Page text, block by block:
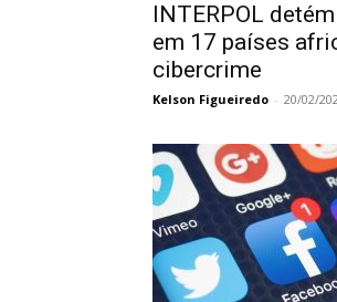
INTERPOL
em 17 países
cibercrime
Kelson Figueiredo - 20/02/